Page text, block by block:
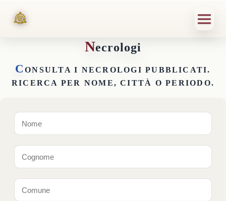
Necrologi
C ONSULTA I NECROLOGI PUBBLICATI.
RICERCA PER NOME, CITTÀ O PERIODO.